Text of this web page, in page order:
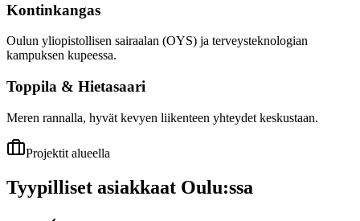
Kontinkangas
Oulun yliopistollisen sairaalan (OYS) ja terveysteknologian
kampuksen kupeessa.
Toppila & Hietasaari
Meren rannalla, hyvät kevyen liikenteen yhteydet keskustaan.
Projektit alueella
Tyypilliset asiakkaat Oulu:ssa